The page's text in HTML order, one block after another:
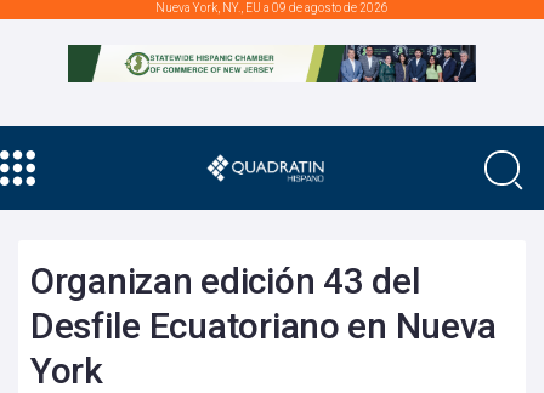
Nueva York, NY., EU a 09 de agosto de 2026
Organizan edición 43 del
Desfile Ecuatoriano en Nueva
York